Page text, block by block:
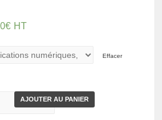
€ HT
Effacer
AJOUTER AU PANIER